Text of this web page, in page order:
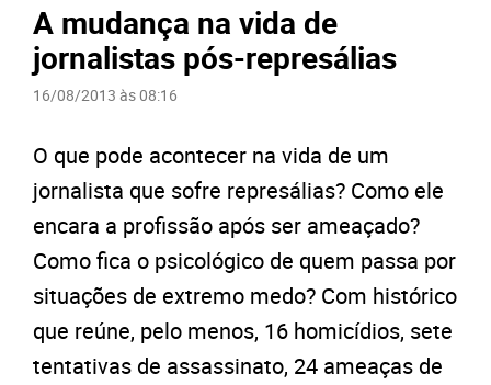
A mudança na vida de
jornalistas pós-represálias
16/08/2013 às 08:16
O que pode acontecer na vida de um
jornalista que sofre represálias? Como ele
encara a profissão após ser ameaçado?
Como fica o psicológico de quem passa por
situações de extremo medo? Com histórico
que reúne, pelo menos, 16 homicídios, sete
tentativas de assassinato, 24 ameaças de